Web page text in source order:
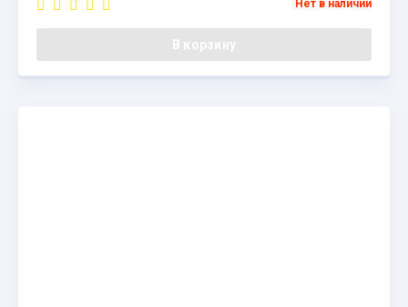
Нет в наличии
В корзину